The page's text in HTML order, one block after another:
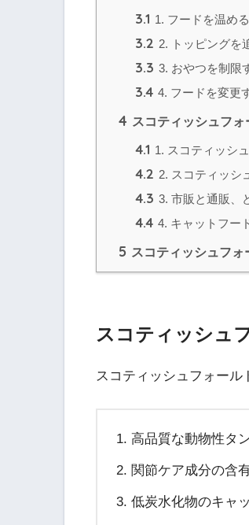
3.1 1. フードを温める
3.2 2. トッピングを
3.3 3. おやつを制限
3.4 4. フードを変更
4 スコティッシュフ
4.1 1. スコティッシ
4.2 2. スコティッシ
4.3 3. 市販と通販、
4.4 4. キャットフー
5 スコティッシュフ
スコティッシュ
スコティッシュフォール
高品質な動物性タ
関節ケア成分の含
低炭水化物のキャ